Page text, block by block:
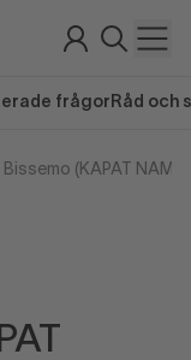
frågor Råd och
(KAPAT NAMN)